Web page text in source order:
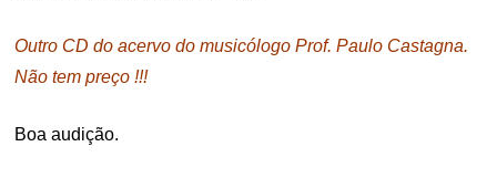
Outro CD do acervo do musicólogo Prof. Paulo Castagna.
Não tem preço !!!
Boa audição.